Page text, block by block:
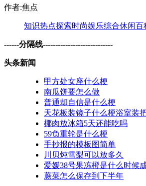
作者:焦点
知识热点探索时尚娱乐综合休闲百
------分隔线----------------------------
头条新闻
甲方处女座什么梗
南瓜饼要怎么做
普通却自信是什么梗
天花板装镜子什么梗浴室装
椰肉放冰箱5天还能吃吗
59负重轮是什么梗
手抄报的模板图简单
川贝炖雪梨可以放多久
爱媛38号果冻橙是什么时候
蕨菜怎么保存到下半年